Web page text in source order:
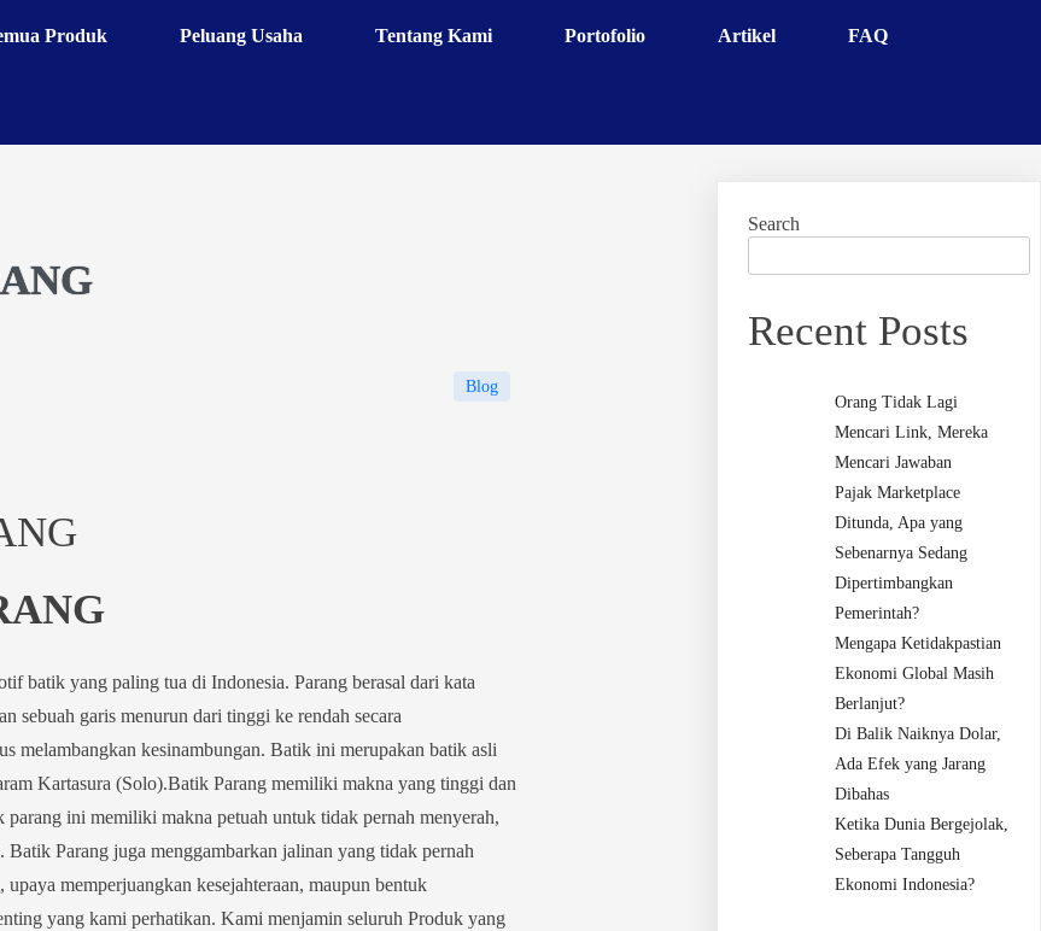
Produk Peluang Usaha Tentang Kami Portofolio Artikel FAQ
Blog
batik yang paling tua di Indonesia. Parang berasal dari kata
sebuah garis menurun dari tinggi ke rendah secara
melambangkan kesinambungan. Batik ini merupakan batik asli
Kartasura (Solo).Batik Parang memiliki makna yang tinggi dan
parang ini memiliki makna petuah untuk tidak pernah menyerah,
Batik Parang juga menggambarkan jalinan yang tidak pernah
memperjuangkan kesejahteraan, maupun bentuk
yang kami perhatikan. Kami menjamin seluruh Produk yang
Search
Recent Posts
Orang Tidak Lagi
Mencari Link, Mereka
Mencari Jawaban
Pajak Marketplace
Ditunda, Apa yang
Sebenarnya Sedang
Dipertimbangkan
Pemerintah?
Mengapa Ketidakpastian
Ekonomi Global Masih
Berlanjut?
Di Balik Naiknya Dolar,
Ada Efek yang Jarang
Dibahas
Ketika Dunia Bergejolak,
Seberapa Tangguh
Ekonomi Indonesia?